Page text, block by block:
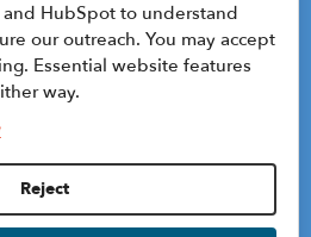
د محرمیت پالیسي او د
Settings
HubSpot to understand
our outreach. You may accept
Essential website features
way.
Reject